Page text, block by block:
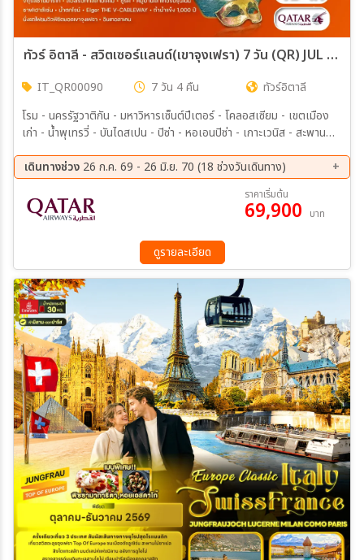
ทัวร์ อิตาลี - สวิตเซอร์แลนด์(เขาจุงเฟรา) 7 วัน (QR) JUL 26 - JUN 27
IT_QR00090 7 วัน 4 คืน
ทัวร์อิตาลี
โรม - นครรัฐวาติกัน - มหาวิหารเซ็นต์ปีเตอร์ - โคลอสเซียม - เขตเมือง
เก่า - น้ำพุเทรวี่ - บันไดสเปน - ปิซ่า - หอเอนปิซ่า - เกาะเวนิส - สะพาน
เตร้ - ล่องเรือชมทะเลสาบโคโม่ - ชมเมืองซูริค - หมู่บ้านเลาเทอร์บรุนเนน
– นั่งรถไฟชมวิวพิชิตยอดเขาจุงเฟรา - ถ้ำน้ำแข็ง1,000 ปี - Eiger –
THE V-CABLEWAY - ชมเมืองอินเทอลาเคน - ซาฟเฮาส์เซ่น - น้ำตกไรน์
เดินทางช่วง 26 ก.ค. 69 - 26 มิ.ย. 70 (18 ช่วงวันเดินทาง)
04 ต.ค. 69 - 10 ต.ค. 69
11 ต.ค. 69 - 17 ต.ค. 69
01 พ.ย. 69 - 07 พ.ย. 69
22 พ.ย. 69 - 28 พ.ย. 69
05 ธ.ค. 69 - 11 ธ.ค. 69
24 ม.ค. 70 - 30 ม.ค. 70
21 ก.พ. 70 - 27 ก.พ. 70
07 มี.ค 70 - 13 มี.ค 70
14 มี.ค 70 - 20 มี.ค 70
21 มี.ค 70 - 27 มี.ค 70
11 เม.ย 70 - 17 เม.ย 70
01 พ.ค. 70 - 07 พ.ค. 70
16 พ.ค. 70 - 22 พ.ค. 70
30 พ.ค. 70 - 05 มิ.ย 70
20 มิ.ย 70 - 26 มิ.ย 70
ราคาเริ่มต้น
69,900 บาท
ดูรายละเอียด